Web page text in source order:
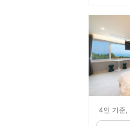
4인 기준,